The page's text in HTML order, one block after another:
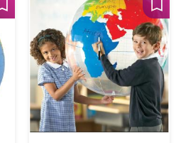
Lägg till i favoriter